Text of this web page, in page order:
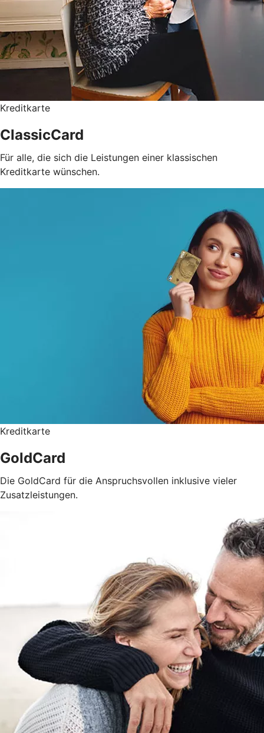
Kreditkarte
ClassicCard
Für alle, die sich die Leistungen einer klassischen
Kreditkarte wünschen.
Kreditkarte
GoldCard
Die GoldCard für die Anspruchsvollen inklusive vieler
Zusatzleistungen.